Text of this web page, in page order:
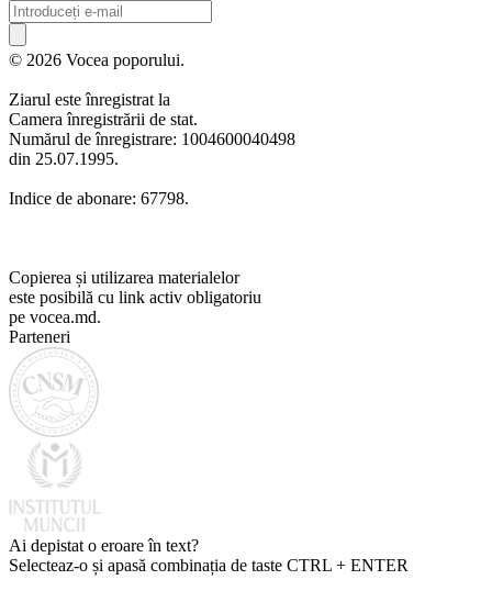
© 2026 Vocea poporului.
Ziarul este înregistrat la
Camera înregistrării de stat.
Numărul de înregistrare: 1004600040498
din 25.07.1995.
Indice de abonare: 67798.
Copierea și utilizarea materialelor
este posibilă cu link activ obligatoriu
pe vocea.md.
Parteneri
Ai depistat o eroare în text?
Selecteaz-o și apasă combinația de taste CTRL + ENTER